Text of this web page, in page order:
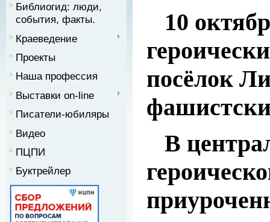
Библиогид: люди,
события, факты.
Краеведение
Проекты
Наша профессия
Выставки on-line
Писатели-юбиляры
Видео
ПЦПИ
Буктрейлер
10
посёлок
В